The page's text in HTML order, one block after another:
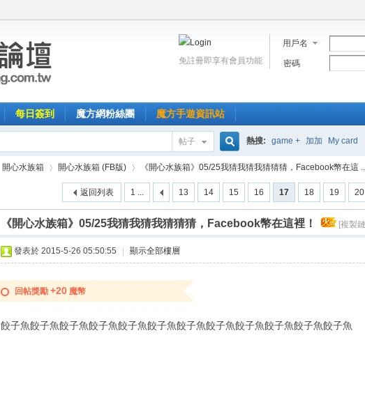
用戶名
密碼
免註冊即享有會員功能
每日簽到 魔方網粉絲團 魔方手遊資訊站
帖子
搜
索
熱搜: game + 加加 My card
開心水族箱
›
開心水族箱 (FB版)
›
《開心水族箱》05/25我猜我猜我猜猜猜，Facebook幣在這
1 ... 13 14 15 16 17 18 19 20
返回列表
《開心水族箱》05/25我猜我猜我猜猜猜，Facebook幣在這裡！ [複製
發表於 2015-5-26 05:50:55 顯示全部樓層
回帖獎勵 +20 魔幣
餃子魚餃子魚餃子魚餃子魚餃子魚餃子魚餃子魚餃子魚餃子魚餃子魚餃子魚餃子魚